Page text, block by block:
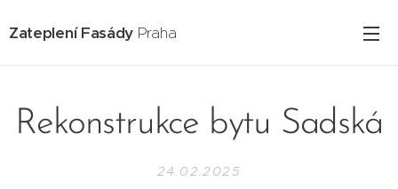
Zateplení Fasády Praha
Rekonstrukce bytu Sadská
24.02.2025